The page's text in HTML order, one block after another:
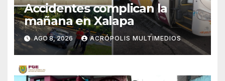
Accidentes complican la
mañana en Xalapa
AGO 8, 2026 ACRÓPOLIS MULTIMEDIOS